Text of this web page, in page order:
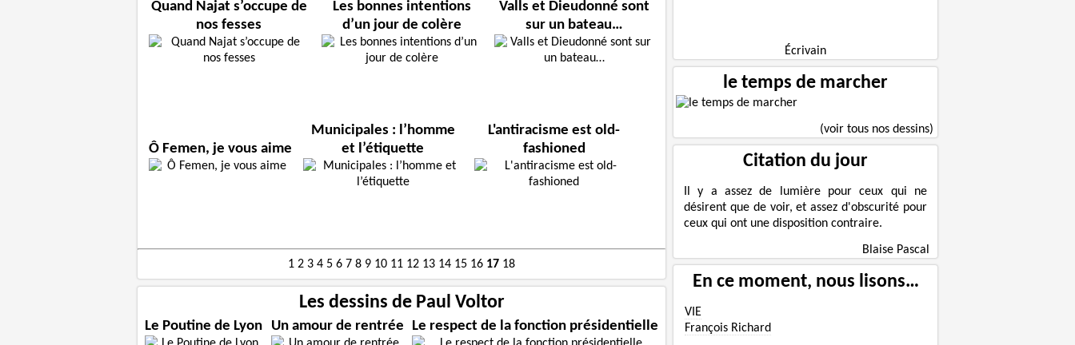
Quand Najat s’occupe de
nos fesses
Les bonnes intentions
d’un jour de colère
Valls et Dieudonné sont
sur un bateau…
Ô Femen, je vous aime
Municipales : l’homme
et l’étiquette
L'antiracisme est old-
fashioned
1 2 3 4 5 6 7 8 9 10 11 12 13 14 15 16 17 18
Les dessins de Paul Voltor
Le Poutine de Lyon Un amour de rentrée Le respect de la fonction présidentielle
Écrivain
le temps de marcher
(voir tous nos dessins)
Citation du jour
Il y a assez de lumière pour ceux qui ne
désirent que de voir, et assez d'obscurité pour
ceux qui ont une disposition contraire.
Blaise Pascal
En ce moment, nous lisons…
VIE
François Richard